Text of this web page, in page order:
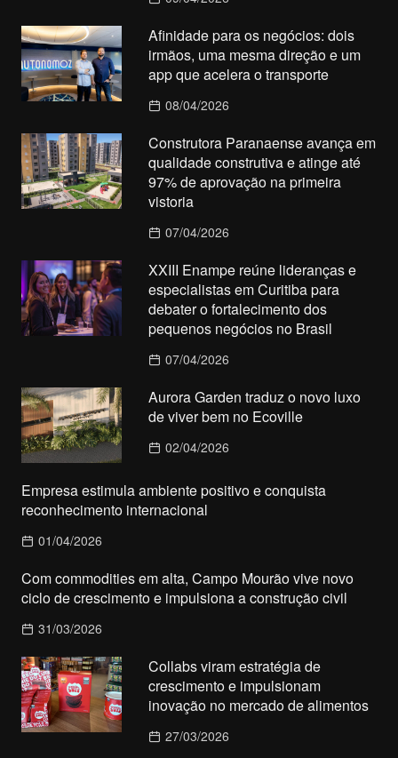
Afinidade para os negócios: dois
irmãos, uma mesma direção e um
app que acelera o transporte
08/04/2026
Construtora Paranaense avança em
qualidade construtiva e atinge até
97% de aprovação na primeira
vistoria
07/04/2026
XXIII Enampe reúne lideranças e
especialistas em Curitiba para
debater o fortalecimento dos
pequenos negócios no Brasil
07/04/2026
Aurora Garden traduz o novo luxo
de viver bem no Ecoville
02/04/2026
Empresa estimula ambiente positivo e conquista
reconhecimento internacional
01/04/2026
Com commodities em alta, Campo Mourão vive novo
ciclo de crescimento e impulsiona a construção civil
31/03/2026
Collabs viram estratégia de
crescimento e impulsionam
inovação no mercado de alimentos
27/03/2026